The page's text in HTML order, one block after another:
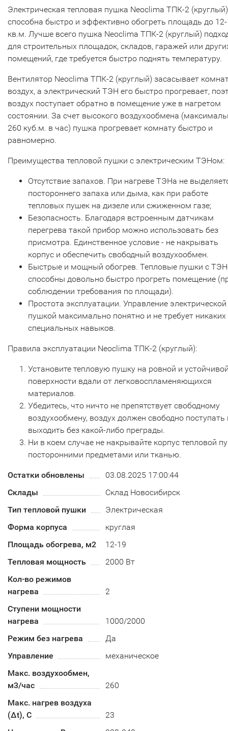
Электрическая тепловая пушка Neoclima ТПК-2 (круглый)
способна быстро и эффективно обогреть площадь до
кв.м. Лучше всего пушка Neoclima ТПК-2 (круглый)
для строительных площадок, складов, гаражей или
помещений, где требуется быстро поднять температуру.
Вентилятор Neoclima ТПК-2 (круглый) засасывает
воздух, а электрический ТЭН его быстро прогревает,
воздух поступает обратно в помещение уже в нагретом
состоянии. За счет высокого воздухообмена
260 куб.м. в час) пушка прогревает комнату быстро и
равномерно.
Преимущества тепловой пушки с электрическим ТЭНом:
Отсутствие запахов. При нагреве ТЭНа не
постороннего запаха или дыма, как при работе
тепловых пушек на дизеле или сжиженном газе;
Безопасность. Благодаря встроенным датчикам
перегрева такой прибор можно использовать без
присмотра. Единственное условие - не накрывать
корпус и обеспечить свободный воздухообмен.
Быстрые и мощный обогрев. Тепловые пушки с
способны довольно быстро прогреть помещение
соблюдении требования по площади).
Простота эксплуатации. Управление электрической
пушкой максимально понятно и не требует никаких
специальных навыков.
Правила эксплуатации Neoclima ТПК-2 (круглый):
Установите тепловую пушку на ровной и
поверхности вдали от легковоспламеняющихся
материалов.
Убедитесь, что ничто не препятствует свободному
воздухообмену, воздух должен свободно поступать
выходить без какой-либо преграды.
Ни в коем случае не накрывайте корпус тепловой
посторонними предметами или тканью.
Остатки обновлены
03.08.2025 17:00:44
Склады
Склад Новосибирск
Тип тепловой пушки
Электрическая
Форма корпуса
круглая
Площадь обогрева, м2
12-19
Тепловая мощность
2000 Вт
Кол-во режимов
нагрева
2
Ступени мощности
нагрева
1000/2000
Режим без нагрева
Да
Управление
механическое
Макс. воздухообмен,
м3/час
260
Макс. нагрев воздуха
(Δt), C
23